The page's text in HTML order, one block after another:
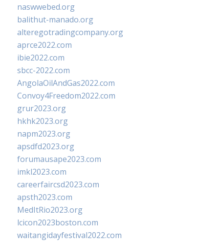
naswwebed.org
balithut-manado.org
alteregotradingcompany.org
aprce2022.com
ibie2022.com
sbcc-2022.com
AngolaOilAndGas2022.com
Convoy4Freedom2022.com
grur2023.org
hkhk2023.org
napm2023.org
apsdfd2023.org
forumausape2023.com
imkl2023.com
careerfaircsd2023.com
apsth2023.com
MedItRio2023.org
lcicon2023boston.com
waitangidayfestival2022.com